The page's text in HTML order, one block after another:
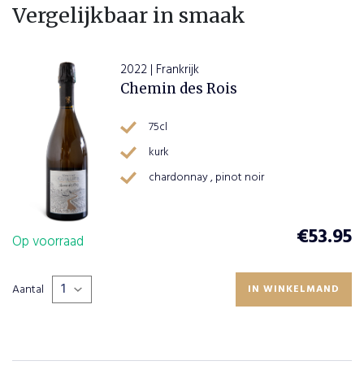
Vergelijkbaar in smaak
2022 | Frankrijk
Chemin des Rois
75cl
kurk
chardonnay , pinot noir
Op voorraad €53.95
Aantal IN WINKELMAND
VERDER